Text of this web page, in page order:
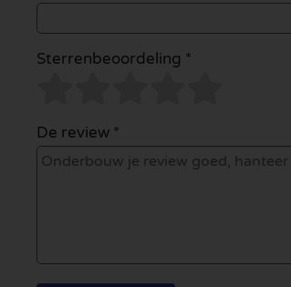
Sterrenbeoordeling *
De review *